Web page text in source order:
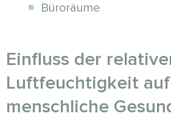
Büroräume
Einfluss der
Luftfeuchtigkeit
menschliche